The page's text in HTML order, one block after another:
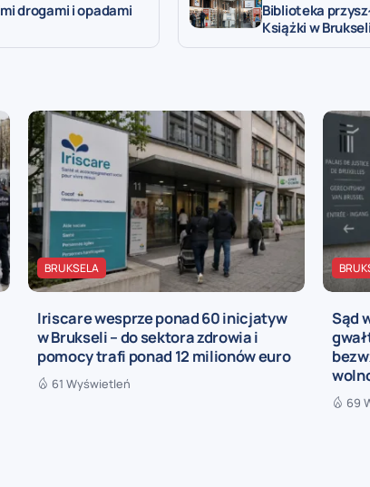
drogami i opadami
Biblioteka
Książki w Brukseli
BRUKSELA
Iriscare wesprze ponad 60 inicjatyw
w Brukseli – do sektora zdrowia i
pomocy trafi ponad 12 milionów euro
61 Wyświetleń
Sąd
69